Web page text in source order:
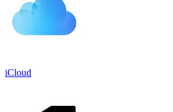
iCloud